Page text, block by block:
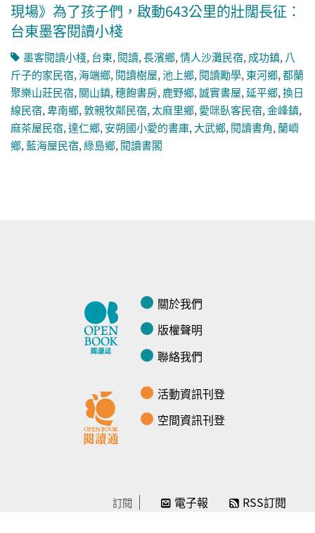
現場》為了孩子們，啟動643公里的壯闊長征：
台東墨客閱讀小棧
墨客閱讀小棧,台東,閱讀,長濱鄉,情人沙灘民宿,成功鎮,八
斤子的家民宿,海端鄉,閱讀樹屋,池上鄉,閱讀勵學,東河鄉,都蘭
聚樂山莊民宿,關山鎮,穗飽書房,鹿野鄉,誠實書屋,延平鄉,換日
線民宿,卑南鄉,敦親牧鄰民宿,太麻里鄉,愛咪臥客民宿,金峰鎮,
麻茶屋民宿,達仁鄉,安朔國小愛的書庫,大武鄉,閱讀書角,蘭嶼
鄉,藍海屋民宿,綠島鄉,閱讀書閣
關於我們
版權聲明
聯絡我們
活動資訊刊登
空間資訊刊登
訂閱 電子報 RSS訂閱